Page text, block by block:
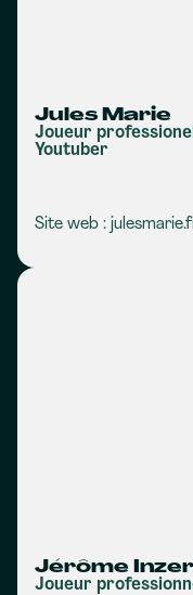
Jules Marie
Joueur
Youtuber
Site web :
Jérôme
Joueur